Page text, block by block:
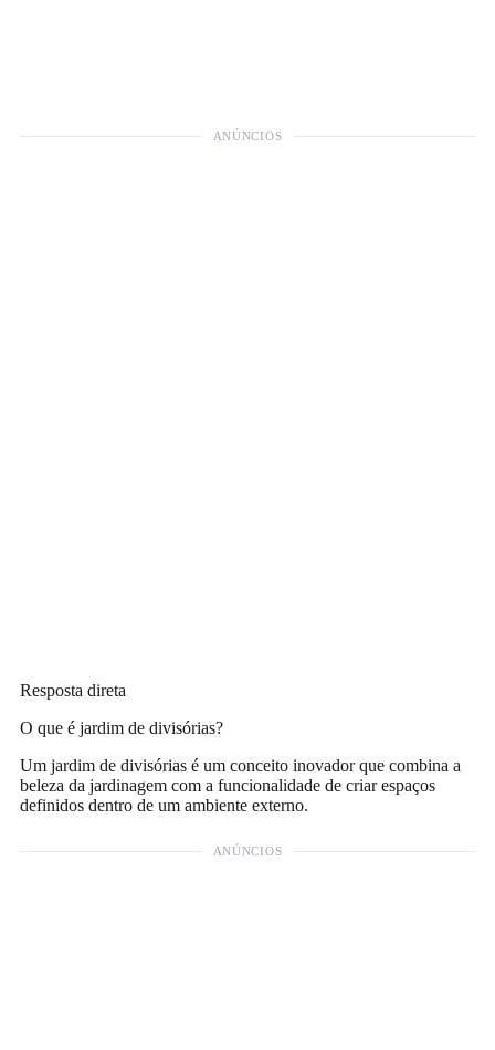
ANÚNCIOS
Resposta direta
O que é jardim de divisórias?
Um jardim de divisórias é um conceito inovador que combina a
beleza da jardinagem com a funcionalidade de criar espaços
definidos dentro de um ambiente externo.
ANÚNCIOS